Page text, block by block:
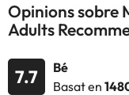
Opinions sobre
Adults
7.7
Bé
Basat en